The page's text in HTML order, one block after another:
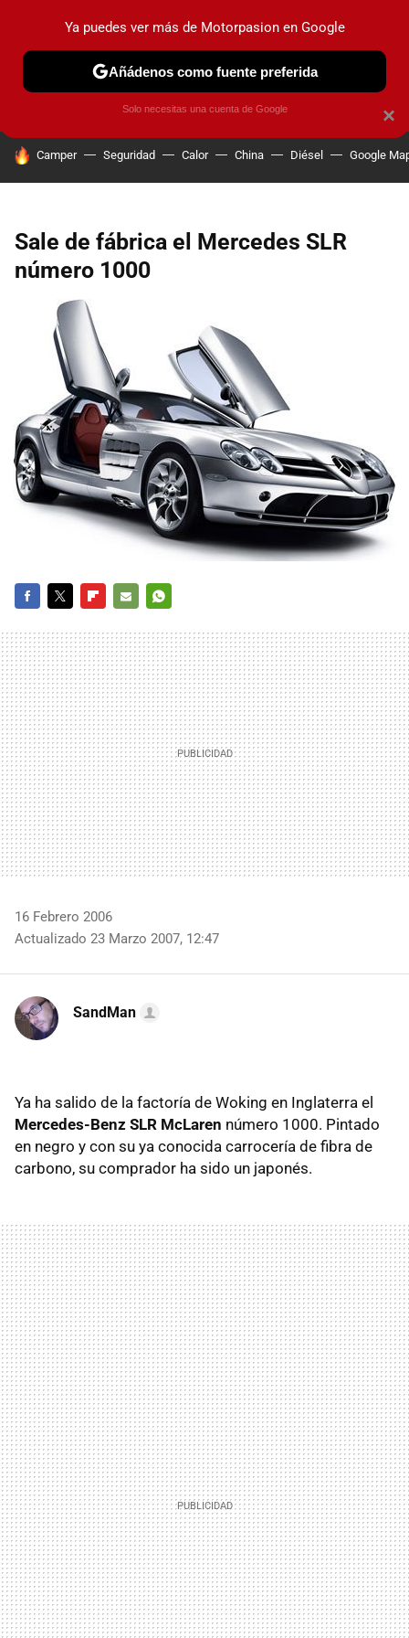
PRUEBAS COCHES ELÉCTRICOS OBSERVATORIO
HOY SE HABLA DE
Camper Seguridad Calor China Diésel Google
Sale de fábrica el Mercedes SLR
número 1000
MAIL
16 Febrero 2006
Actualizado 23 Marzo 2007, 12:47
SandMan
Ya ha salido de la factoría de Woking en Inglaterra el
Mercedes-Benz SLR McLaren número 1000. Pintado
en negro y con su ya conocida carrocería de fibra de
carbono, su comprador ha sido un japonés.
×
Ya puedes ver más de Motorpasion en Google
Añádenos como fuente preferida
Solo necesitas una cuenta de Google